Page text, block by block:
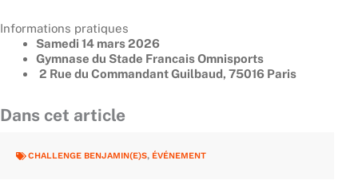
Informations pratiques
Samedi 14 mars 2026
Gymnase du Stade Francais Omnisports
2 Rue du Commandant Guilbaud, 75016 Paris
Dans cet article
CHALLENGE BENJAMIN(E)S, ÉVÉNEMENT